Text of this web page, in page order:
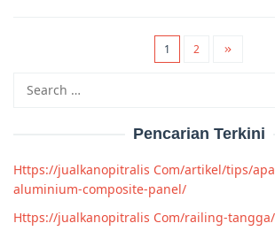
1 2
for:
Pencarian Terkini
Https://jualkanopitralis Com/artikel/tips/
aluminium-composite-panel/
Https://jualkanopitralis Com/railing-